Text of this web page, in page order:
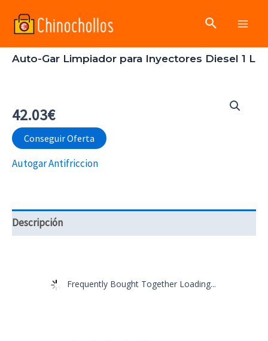
Buscar
Auto-Gar Limpiador para Inyectores Diesel 1 L
42.03€
Conseguir Oferta
Autogar Antifriccion
Descripción
Frequently Bought Together Loading...